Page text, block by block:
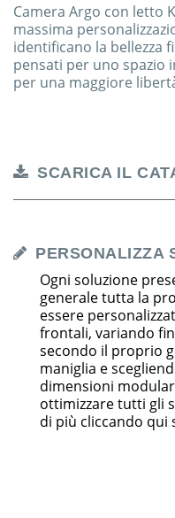
Camera Argo con letto
massima
identificano la bellezza
pensati per uno spazio
per una maggiore
SCARICA IL
PERSONALIZZA
Ogni soluzione
generale tutta la
essere
frontali, variando
secondo il proprio
maniglia e
dimensioni
ottimizzare tutti gli
di più cliccando qui